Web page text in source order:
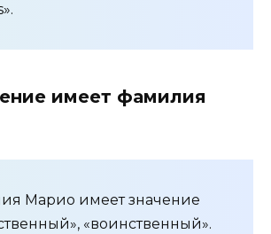
имеет фамилия
Марио имеет значение
«воинственный».